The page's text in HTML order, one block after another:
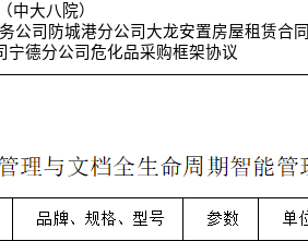
中大八院）
公司防城港分公司大龙安置房屋租赁合
宁德分公司危化品采购框架协议